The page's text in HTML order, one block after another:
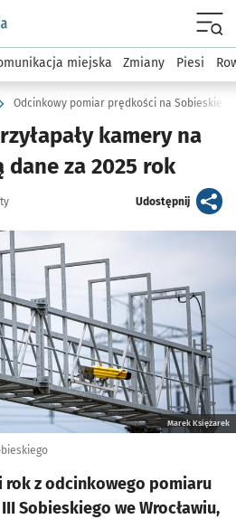
podserwis: Komunikacja
miejska Zmiany Piesi
Odcinkowy pomiar prędkości na
kamery na
dane za 2025 rok
Udostępnijartykuł
Marek Księżarek
rok z odcinkowego pomiaru
Sobieskiego we Wrocławiu,